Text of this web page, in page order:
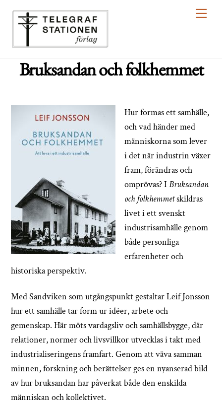
Bruksandan och folkhemmet
Hur formas ett samhälle,
och vad händer med
människorna som lever
i det när industrin växer
fram, förändras och
omprövas? IBruksandan
och folkhemmetskildras
livet i ett svenskt
industrisamhälle genom
både personliga
erfarenheter och
historiska perspektiv.
Med Sandviken som utgångspunkt gestaltar Leif Jonsson
hur ett samhälle tar form ur idéer, arbete och
gemenskap. Här möts vardagsliv och samhällsbygge, där
relationer, normer och livsvillkor utvecklas i takt med
industrialiseringens framfart. Genom att väva samman
minnen, forskning och berättelser ges en nyanserad bild
av hur bruksandan har påverkat både den enskilda
människan och kollektivet.